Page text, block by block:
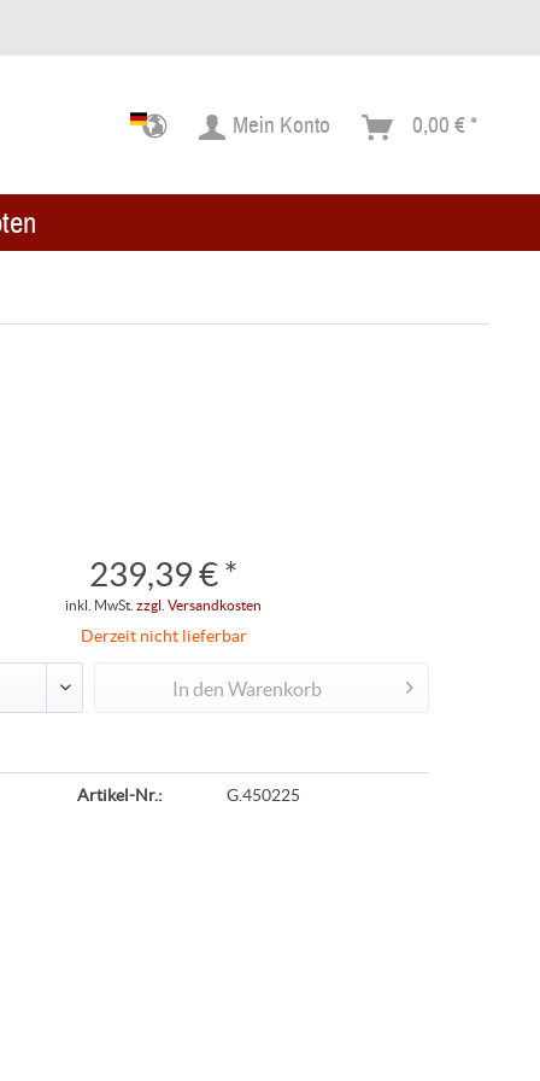
Mein Konto 0,00 € *
239,39 € *
inkl. MwSt.zzgl. Versandkosten
Derzeit nicht lieferbar
In den Warenkorb
Artikel-Nr.: G.450225